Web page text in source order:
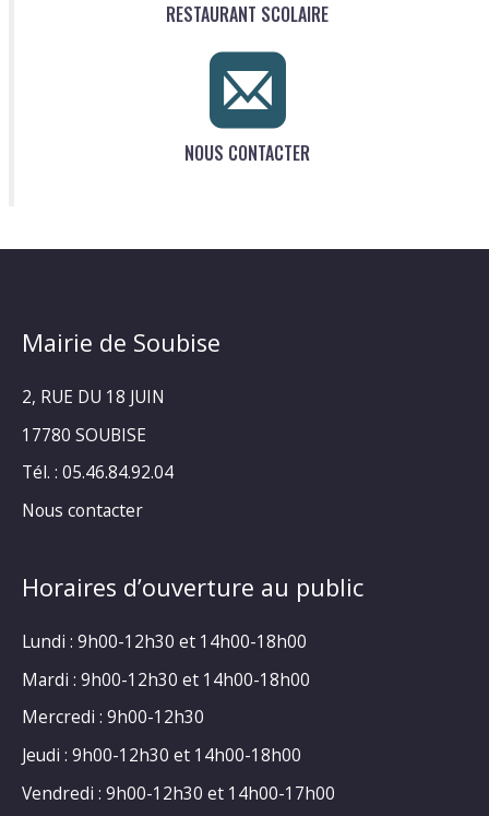
RESTAURANT SCOLAIRE
NOUS CONTACTER
Mairie de Soubise
2, RUE DU 18 JUIN
17780 SOUBISE
Tél. : 05.46.84.92.04
Nous contacter
Horaires d’ouverture au public
Lundi : 9h00-12h30 et 14h00-18h00
Mardi : 9h00-12h30 et 14h00-18h00
Mercredi : 9h00-12h30
Jeudi : 9h00-12h30 et 14h00-18h00
Vendredi : 9h00-12h30 et 14h00-17h00